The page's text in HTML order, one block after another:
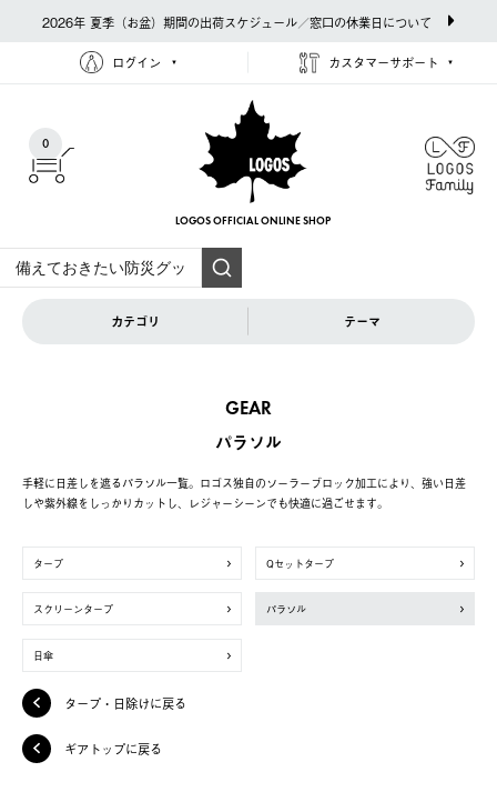
2026年 夏季（お盆）期間の出荷スケジュール／窓口の休業日について
ログイン カスタマーサポート
0
LOGOS OFFICIAL ONLINE SHOP
カテゴリ テーマ
GEAR
パラソル
手軽に日差しを遮るパラソル一覧。ロゴス独自のソーラーブロック加工により、強い日差
しや紫外線をしっかりカットし、レジャーシーンでも快適に過ごせます。
タープ Qセットタープ
スクリーンタープ パラソル
日傘
タープ・日除けに戻る
ギアトップに戻る